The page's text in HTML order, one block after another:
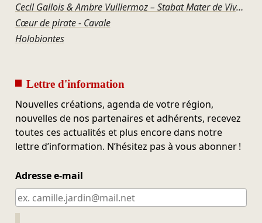
Cecil Gallois & Ambre Vuillermoz – Stabat Mater de Vivaldi
Cœur de pirate - Cavale
Holobiontes
Lettre d'information
Nouvelles créations, agenda de votre région,
nouvelles de nos partenaires et adhérents, recevez
toutes ces actualités et plus encore dans notre
lettre d’information. N’hésitez pas à vous abonner !
Adresse e-mail